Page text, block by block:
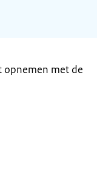
opnemen met de